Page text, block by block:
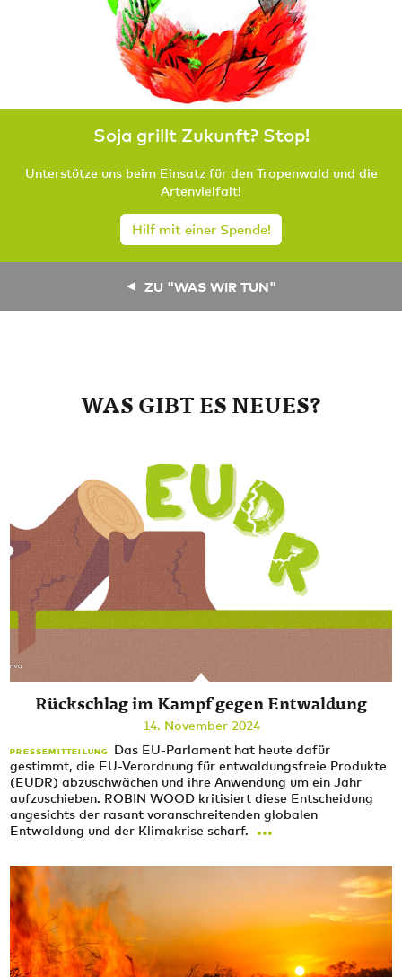
Soja grillt Zukunft? Stop!
Unterstütze uns beim Einsatz für den Tropenwald und die
Artenvielfalt!
Hilf mit einer Spende!
ZU "WAS WIR TUN"
WAS GIBT ES NEUES?
Rückschlag im Kampf gegen Entwaldung
14. November 2024
PRESSEMITTEILUNG
Das EU-Parlament hat heute dafür
gestimmt, die EU-Verordnung für entwaldungsfreie Produkte
(EUDR) abzuschwächen und ihre Anwendung um ein Jahr
aufzuschieben. ROBIN WOOD kritisiert diese Entscheidung
angesichts der rasant voranschreitenden globalen
Entwaldung und der Klimakrise scharf.
...